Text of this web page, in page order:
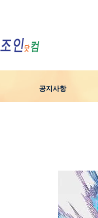
공지사항